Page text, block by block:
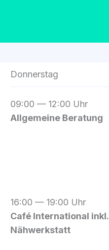
Donnerstag
09:00 — 12:00 Uhr
All­ge­mei­ne Bera­tung
16:00 — 19:00 Uhr
Café Inter­na­tio­nal inkl.
Näh­werk­statt